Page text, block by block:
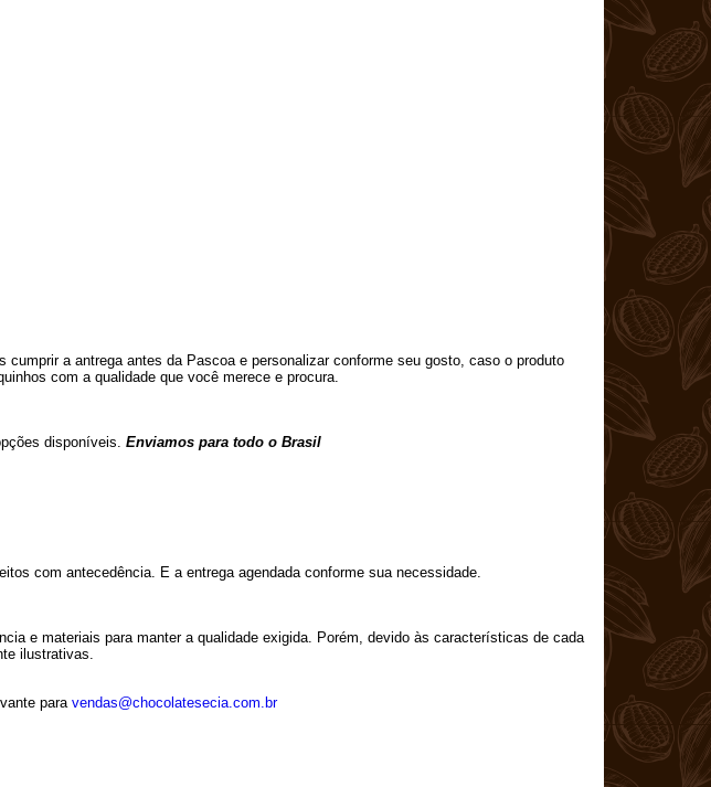
a antrega antes da Pascoa e personalizar conforme seu gosto, caso o produto
com a qualidade que você merece e procura.
disponíveis. Enviamos para todo o Brasil
com antecedência. E a entrega agendada conforme sua necessidade.
e materiais para manter a qualidade exigida. Porém, devido às características de cada
ilustrativas.
para vendas@chocolatesecia.com.br